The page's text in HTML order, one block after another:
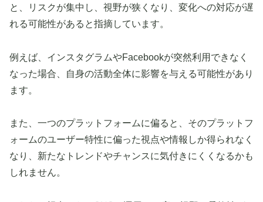
と、リスクが集中し、視野が狭くなり、変化への対応が遅
れる可能性があると指摘しています。
例えば、インスタグラムやFacebookが突然利用できなく
なった場合、自身の活動全体に影響を与える可能性があり
ます。
また、一つのプラットフォームに偏ると、そのプラットフ
ォームのユーザー特性に偏った視点や情報しか得られなく
なり、新たなトレンドやチャンスに気付きにくくなるかも
しれません。